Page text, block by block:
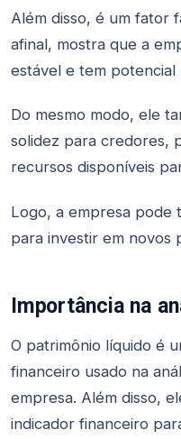
Além disso, é um fator
afinal, mostra que a
estável e tem
Do mesmo modo, ele
solidez para credores,
recursos disponíveis
Logo, a empresa pode
para investir em novos
Importância na
O patrimônio líquido é
financeiro usado na
empresa. Além disso,
indicador financeiro